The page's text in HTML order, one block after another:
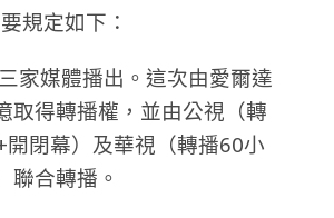
規定如下：
家媒體播出。這次由愛爾達
取得轉播權，並由公視（轉
閉幕）及華視（轉播60小
聯合轉播。